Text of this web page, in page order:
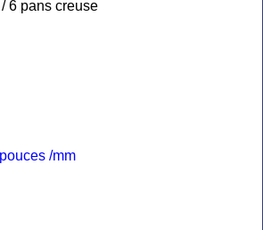
6 pans creuse
/mm